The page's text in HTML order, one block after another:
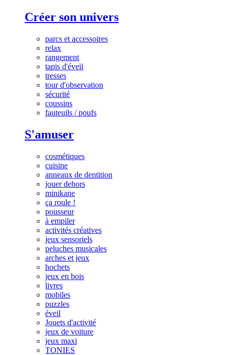
Créer son univers
parcs et accessoires
relax
rangement
tapis d'éveil
tresses
tour d'observation
sécurité
coussins
fauteuils / poufs
S'amuser
cosmétiques
cuisine
anneaux de dentition
jouer dehors
minikane
ça roule !
pousseur
à empiler
activités créatives
jeux sensoriels
peluches musicales
arches et jeux
hochets
jeux en bois
livres
mobiles
puzzles
éveil
Jouets d'activité
jeux de voiture
jeux maxi
TONIES